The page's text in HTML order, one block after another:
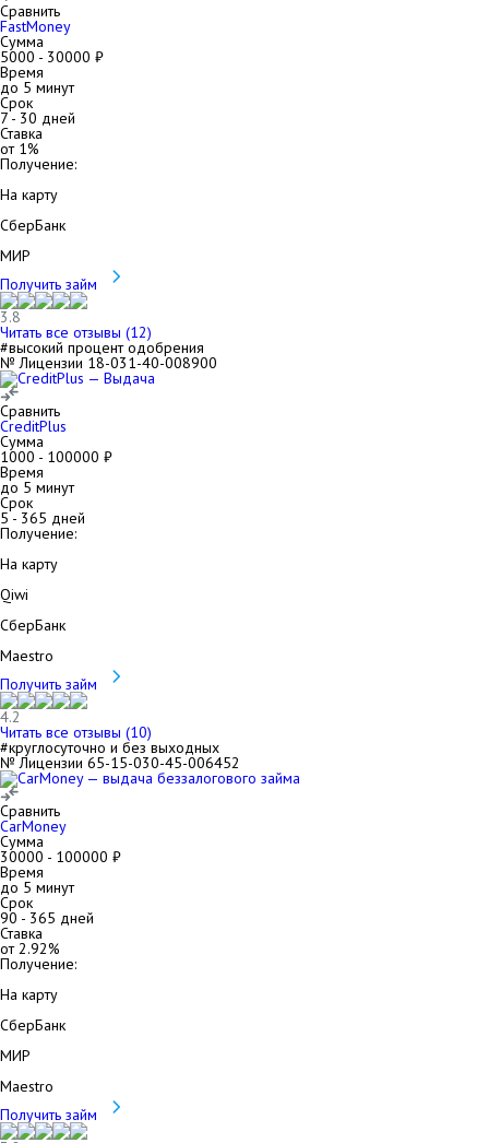
Сравнить
FastMoney
Сумма
5000 - 30000 ₽
Время
до 5 минут
Срок
7- 30 дней
Ставка
от 1%
Получение:
На карту
СберБанк
МИР
Получить займ
3.8
Читать все отзывы (12)
#высокий процент одобрения
№ Лицензии 18-031-40-008900
Сравнить
CreditPlus
Сумма
1000 - 100000 ₽
Время
до 5 минут
Срок
5- 365 дней
Получение:
На карту
Qiwi
СберБанк
Maestro
Получить займ
4.2
Читать все отзывы (10)
#круглосуточно и без выходных
№ Лицензии 65-15-030-45-006452
Сравнить
CarMoney
Сумма
30000 - 100000 ₽
Время
до 5 минут
Срок
90 - 365 дней
Ставка
от2.92%
Получение:
На карту
СберБанк
МИР
Maestro
Получить займ